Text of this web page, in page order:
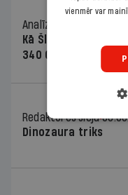
Analīze
Kā Šlesera partija
340 000 vērtu
Redaktores sleja
Dinozaura triks
vienmēr var